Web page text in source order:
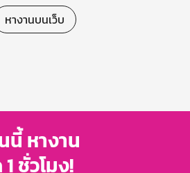
หางานบนเว็บ
นี้ หางาน
ชั่วโมง!